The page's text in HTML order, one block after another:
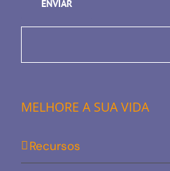
MELHORE A SUA VIDA
Recursos